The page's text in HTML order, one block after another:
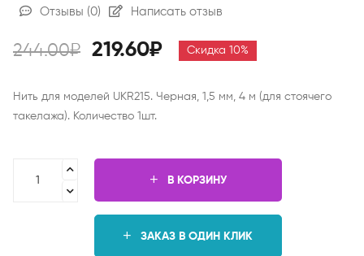
Отзывы (0) Написать отзыв
244.00₽ 219.60₽ Скидка 10%
Нить для моделей UKR215. Черная, 1,5 мм, 4 м (для стоячего
такелажа). Количество 1шт.
В КОРЗИНУ
ЗАКАЗ В ОДИН КЛИК